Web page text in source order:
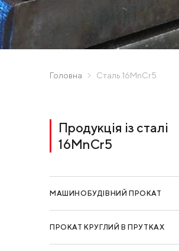
Головна Сталь 16MnCr5
Продукція із сталі
16MnCr5
МАШИНОБУДІВНИЙ ПРОКАТ
ПРОКАТ КРУГЛИЙ В ПРУТКАХ